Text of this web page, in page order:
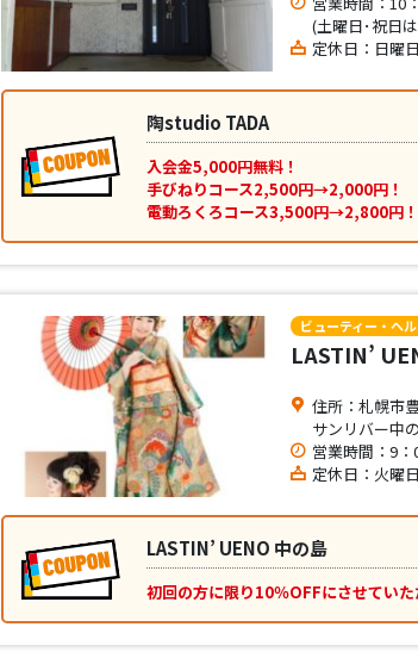
(土曜日･祝日は
定休日：日曜
陶studio TADA
入会金5,000円無料！
手びねりコース2,500円→2,000円！
電動ろくろコース3,500円→2,800円！
ビューティー・ヘ
LASTIN’
住所：札幌市
サンリバー中
営業時間：9
定休日：火曜
LASTIN’ UENO 中の島
初回の方に限り10％OFFにさせていた